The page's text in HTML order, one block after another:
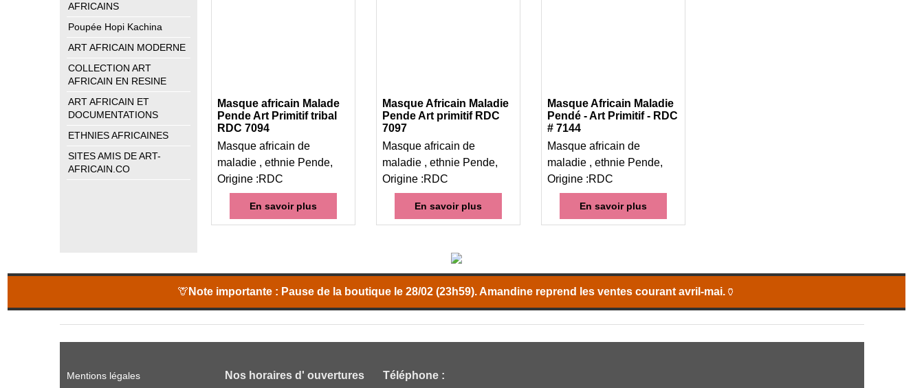
AFRICAINS
Poupée Hopi Kachina
ART AFRICAIN MODERNE
COLLECTION ART
AFRICAIN EN RESINE
ART AFRICAIN ET
DOCUMENTATIONS
ETHNIES AFRICAINES
SITES AMIS DE ART-
AFRICAIN.CO
Masque africain Malade
Pende Art Primitif tribal
RDC 7094
Masque africain de
maladie , ethnie Pende,
Origine :RDC
En savoir plus
Masque Africain Maladie
Pende Art primitif RDC
7097
Masque africain de
maladie , ethnie Pende,
Origine :RDC
En savoir plus
Masque Africain Maladie
Pendé - Art Primitif - RDC
# 7144
Masque africain de
maladie , ethnie Pende,
Origine :RDC
En savoir plus
🦒 Note importante : Pause de la boutique le 28/02 (23h59). Amandine reprend les ventes courant avril-mai.🏺
Mentions légales
Nos horaires d' ouvertures
Téléphone :